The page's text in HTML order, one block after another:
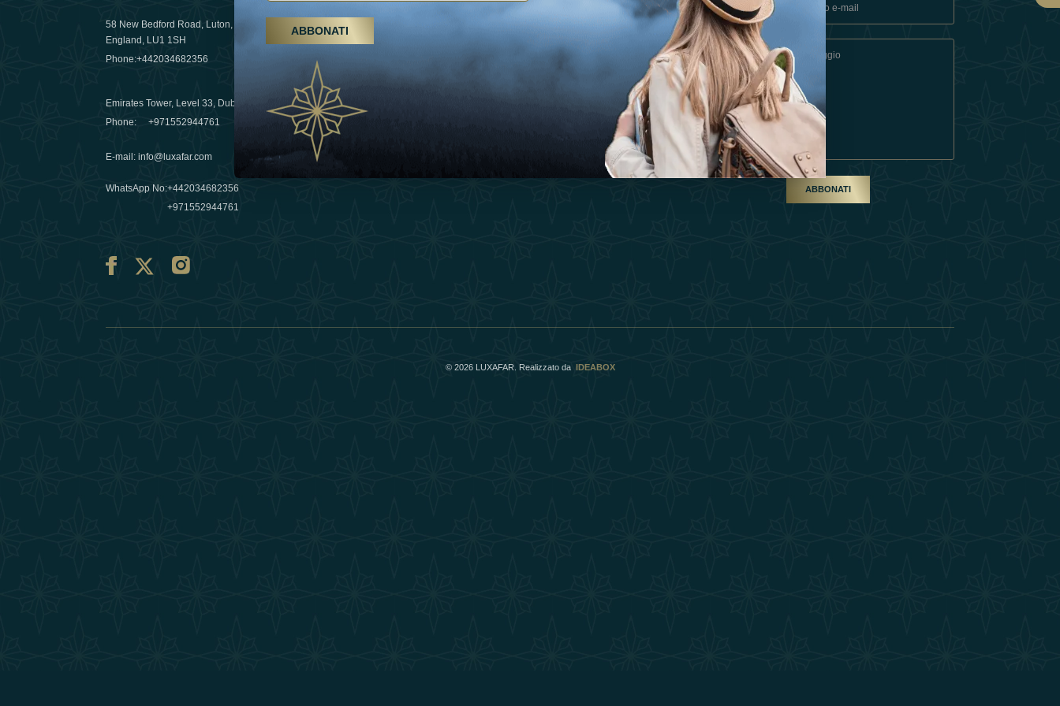
58 New Bedford Road, Luton,
England, LU1 1SH
Phone:+442034682356
Emirates Tower, Level 33, Dubai, UAE
Phone:+971552944761
E-mail :info@luxafar.com
WhatsApp No:+442034682356
+971552944761
Escursioni, trattamenti termali e yoga, gli
Emirati Arabi Uniti crescono come
destinazione del benessere
03 April 2025
Évasions hivernales pour les voyageurs des
Émirats: refinir le voyage de luxe
10 March 2025
Esperienza
Termini E Condizioni
Diventa Un Partner
Our Team
ABBONATI
© 2026 LUXAFAR. Realizzato da IDEABOX
ABBONATI